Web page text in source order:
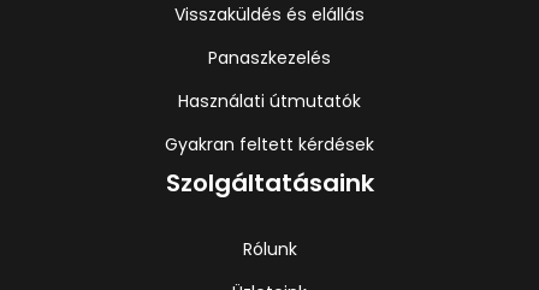
Visszaküldés és elállás
Panaszkezelés
Használati útmutatók
Gyakran feltett kérdések
Szolgáltatásaink
Rólunk